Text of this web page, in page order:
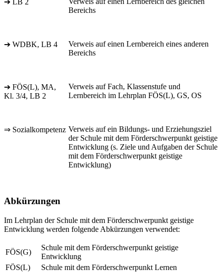
➔ LB 2
Bereichs
➔ WDBK, LB 4
Verweis auf einen Lernbereich eines anderen
Bereichs
➔ FÖS(L), MA,
Kl. 3/4, LB 2
Verweis auf Fach, Klassenstufe und
Lernbereich im Lehrplan FÖS(L), GS, OS
⇒ Sozialkompetenz Verweis auf ein Bildungs- und Erziehungsziel
der Schule mit dem Förderschwerpunkt geistige
Entwicklung (s. Ziele und Aufgaben der Schule
mit dem Förderschwerpunkt geistige
Entwicklung)
Abkürzungen
Im Lehrplan der Schule mit dem Förderschwerpunkt geistige
Entwicklung werden folgende Abkürzungen verwendet:
FÖS(G)
Schule mit dem Förderschwerpunkt geistige
Entwicklung
FÖS(L)
Schule mit dem Förderschwerpunkt Lernen